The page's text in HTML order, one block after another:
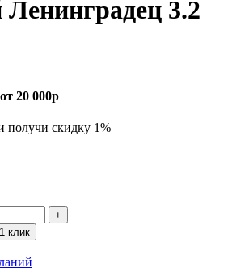
3.2
20 000р
получи скидку 1%
клик